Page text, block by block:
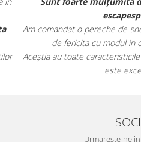
Am comandat o pereche de
de fericita cu modul in
Aceștia au toate
este
Urmareste-ne